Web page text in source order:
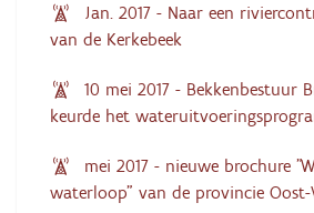
Jan. 2017 - Naar een
van de Kerkebeek
10 mei 2017 - Bekkenbestuur
keurde het
mei 2017 - nieuwe brochure
waterloop" van de provincie Oost-